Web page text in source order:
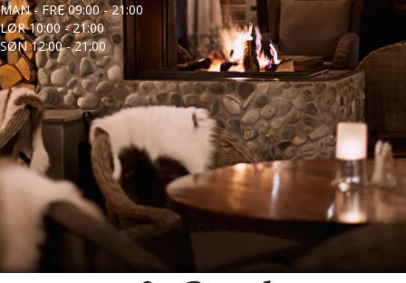
MAN - FRE 09:00 - 21:00
LØR 10:00 - 21:00
SØN 12:00 - 21:00